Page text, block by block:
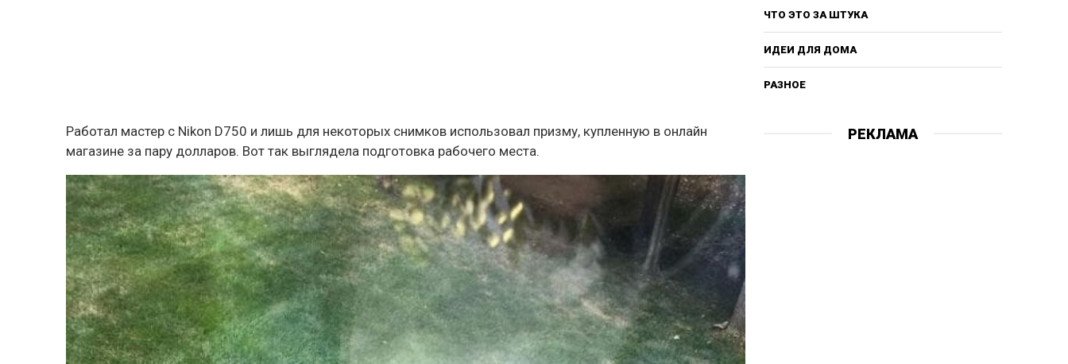
Работал мастер с Nikon D750 и лишь для некоторых снимков использовал призму, купленную в онлайн
магазине за пару долларов. Вот так выглядела подготовка рабочего места.
ЧТО ЭТО ЗА ШТУКА
ИДЕИ ДЛЯ ДОМА
РАЗНОЕ
РЕКЛАМА